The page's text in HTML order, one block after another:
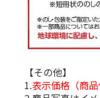
【その他】
1.表示価格（商